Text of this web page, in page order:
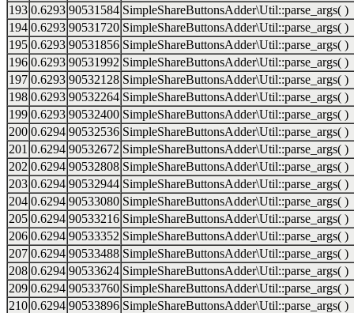
193 0.6293 90531584 SimpleShareButtonsAdder\Util::parse_args( )
194 0.6293 90531720 SimpleShareButtonsAdder\Util::parse_args( )
195 0.6293 90531856 SimpleShareButtonsAdder\Util::parse_args( )
196 0.6293 90531992 SimpleShareButtonsAdder\Util::parse_args( )
197 0.6293 90532128 SimpleShareButtonsAdder\Util::parse_args( )
198 0.6293 90532264 SimpleShareButtonsAdder\Util::parse_args( )
199 0.6293 90532400 SimpleShareButtonsAdder\Util::parse_args( )
200 0.6294 90532536 SimpleShareButtonsAdder\Util::parse_args( )
201 0.6294 90532672 SimpleShareButtonsAdder\Util::parse_args( )
202 0.6294 90532808 SimpleShareButtonsAdder\Util::parse_args( )
203 0.6294 90532944 SimpleShareButtonsAdder\Util::parse_args( )
204 0.6294 90533080 SimpleShareButtonsAdder\Util::parse_args( )
205 0.6294 90533216 SimpleShareButtonsAdder\Util::parse_args( )
206 0.6294 90533352 SimpleShareButtonsAdder\Util::parse_args( )
207 0.6294 90533488 SimpleShareButtonsAdder\Util::parse_args( )
208 0.6294 90533624 SimpleShareButtonsAdder\Util::parse_args( )
209 0.6294 90533760 SimpleShareButtonsAdder\Util::parse_args( )
210 0.6294 90533896 SimpleShareButtonsAdder\Util::parse_args( )